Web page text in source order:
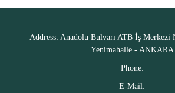
Address: Anadolu Bulvarı ATB İş Merkezi
Yenimahalle - ANKARA
Phone:
E-Mail: